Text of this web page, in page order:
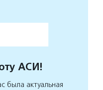
АСИ!
была актуальная